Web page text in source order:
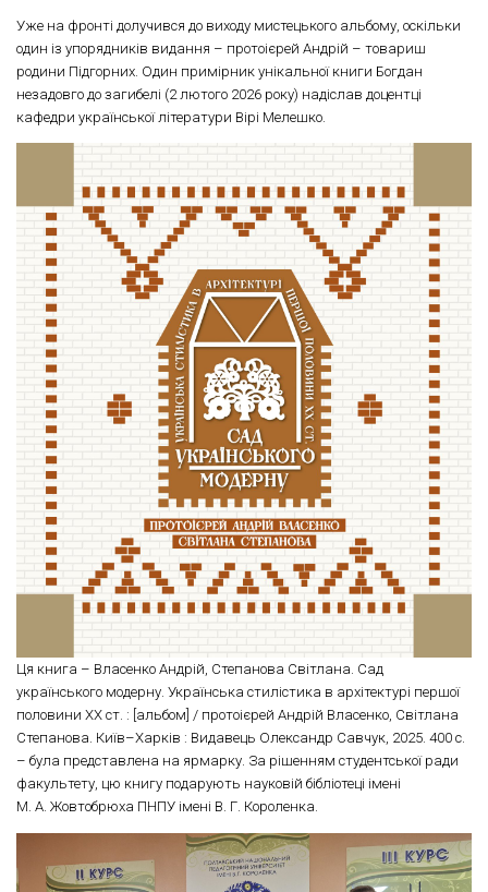
Уже на фронті долучився до виходу мистецького альбому, оскільки
один із упорядників видання – протоієрей Андрій – товариш
родини Підгорних. Один примірник унікальної книги Богдан
незадовго до загибелі (2 лютого 2026 року) надіслав доцентці
кафедри української літератури Вірі Мелешко.
Ця книга – Власенко Андрій, Степанова Світлана. Сад
українського модерну. Українська стилістика в архітектурі першої
половини ХХ ст. : [альбом] / протоієрей Андрій Власенко, Світлана
Степанова. Київ–Харків : Видавець Олександр Савчук, 2025. 400 с.
– була представлена на ярмарку. За рішенням студентської ради
факультету, цю книгу подарують науковій бібліотеці імені
М. А. Жовтобрюха ПНПУ імені В. Г. Короленка.